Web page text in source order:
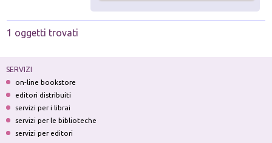
1 oggetti trovati
SERVIZI
on-line bookstore
editori distribuiti
servizi per i librai
servizi per le biblioteche
servizi per editori